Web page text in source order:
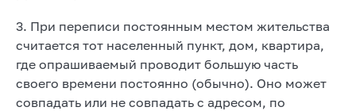
3. При переписи постоянным местом жительства
считается тот населенный пункт, дом, квартира,
где опрашиваемый проводит большую часть
своего времени постоянно (обычно). Оно может
совпадать или не совпадать с адресом, по